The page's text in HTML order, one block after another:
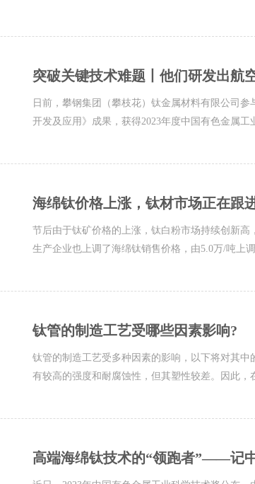
突破关键技术难题丨他们研发出航
日前，攀钢集团（攀枝花）钛金属材料有限公司
开发及应用》成果，获得2023年度中国有色金属工
海绵钛价格上涨，钛材市场正在跟
节后由于钛矿价格的上涨，钛白粉市场持续创新
生产企业也上调了海绵钛销售价格，由5.0万/吨上
钛管的制造工艺受哪些因素影响?
钛管的制造工艺受多种因素的影响，以下将对其
有较高的强度和耐腐蚀性，但其塑性较差。因此，
高端海绵钛技术的“领跑者”——记